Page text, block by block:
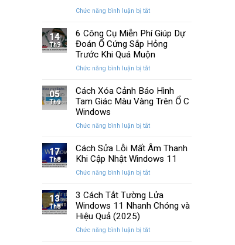
cải
quan
trọng
Management
Windows
Chức năng bình luận bị tắtở
Khắc
Phục
Hình
Nháy
Khi
Trên
14
Th9
6 Công Cụ Miễn Phí Giúp Dự
Đoán Ổ Cứng Sắp Hỏng
Trước Khi Quá Muộn
Chức năng bình luận bị tắtở
Công
Cụ
Miễn
Giúp
Đoán
Ổ
Trước
Khi
Muộn
05
Th9
Cách Xóa Cảnh Báo Hình
Tam Giác Màu Vàng Trên Ổ C
Windows
Chức năng bình luận bị tắtở
Xóa
Hình
Giác
Màu
17
Th8
Cách Sửa Lỗi Mất Âm Thanh
Khi Cập Nhật Windows 11
Chức năng bình luận bị tắtở
Sửa
Lỗi
Thanh
13
Th8
3 Cách Tắt Tường Lửa
Windows 11 Nhanh Chóng và
Hiệu Quả (2025)
Chức năng bình luận bị tắtở